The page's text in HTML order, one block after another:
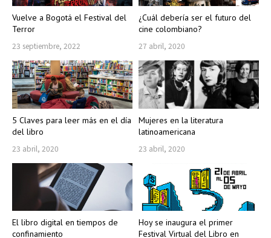
Vuelve a Bogotá el Festival del
Terror
23 septiembre, 2022
¿Cuál debería ser el futuro del
cine colombiano?
27 abril, 2020
5 Claves para leer más en el día
del libro
23 abril, 2020
Mujeres en la literatura
latinoamericana
23 abril, 2020
El libro digital en tiempos de
confinamiento
Hoy se inaugura el primer
Festival Virtual del Libro en